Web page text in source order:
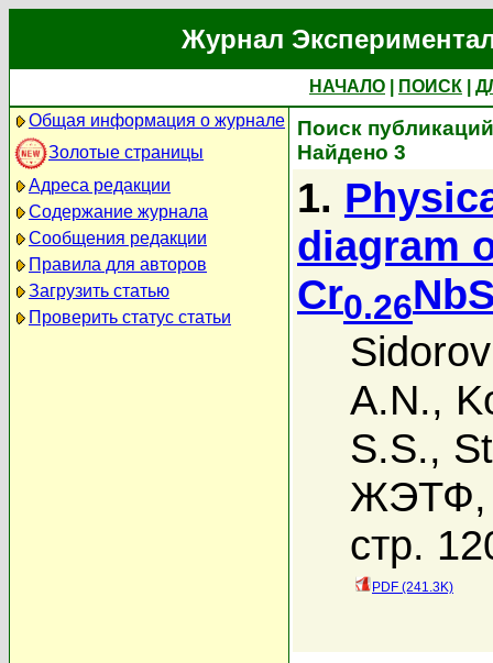
Журнал
НАЧАЛО ПОИСК
Общая информация о журнале
Золотые страницы
Адреса редакции
Содержание журнала
Сообщения редакции
Правила для авторов
Загрузить статью
Проверить статус статьи
Поиск
Найдено 3
1.
diagram
Cr0.26
A.N.,
S.S.,
ЖЭТФ,
стр.
PDF (241.3K)